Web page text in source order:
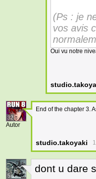
(Ps : je
vos avis
Oui vu notre
32
Autor
End of the chapter 3.
studio.takoyaki
5
dont u dare